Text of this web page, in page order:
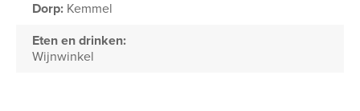
Dorp: Kemmel
Eten en drinken:
Wijnwinkel